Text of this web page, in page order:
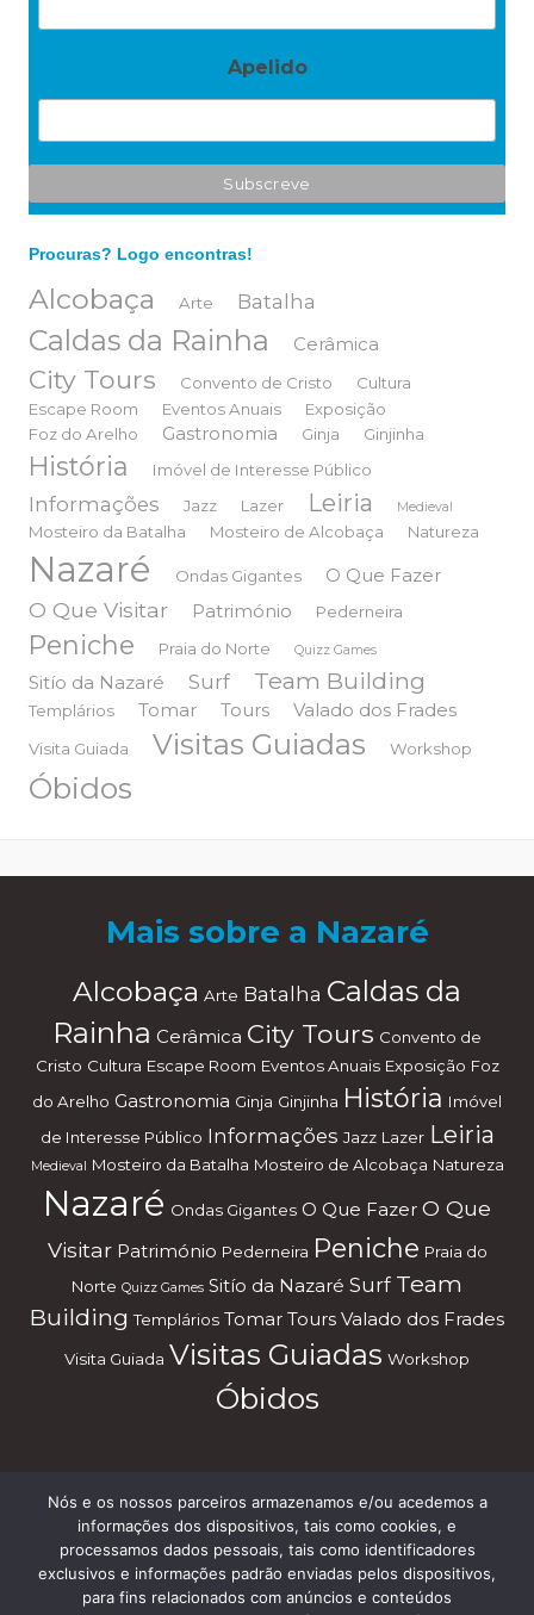
Apelido
Procuras? Logo encontras!
Alcobaça Arte Batalha
Caldas da Rainha Cerâmica
City Tours Convento de Cristo
Cultura
Escape Room
Eventos Anuais
Exposição
Foz do Arelho
Gastronomia Ginja Ginjinha
História Imóvel de Interesse Público
Informações Jazz Lazer Leiria Medieval
Mosteiro da Batalha Mosteiro de Alcobaça Natureza
Nazaré Ondas Gigantes O Que Fazer
O Que Visitar Património Pederneira
Peniche Praia do Norte Quizz Games
Sitío da Nazaré Surf Team Building
Templários Tomar Tours Valado dos Frades
Visita Guiada Visitas Guiadas Workshop
Óbidos
Mais sobre a Nazaré
Alcobaça Arte Batalha Caldas da
Rainha Cerâmica City Tours Convento de
Cristo Cultura Escape Room Eventos Anuais Exposição Foz
do Arelho Gastronomia Ginja Ginjinha História Imóvel
de Interesse Público Informações Jazz Lazer Leiria
Medieval Mosteiro da Batalha Mosteiro de Alcobaça Natureza
Nazaré Ondas Gigantes O Que Fazer O Que
Visitar Património Pederneira Peniche Praia do
Norte Quizz Games Sitío da Nazaré Surf Team
Building Templários Tomar Tours Valado dos Frades
Visita Guiada Visitas Guiadas Workshop
Óbidos
Subscreve a nossa Newsletter
Nós e os nossos parceiros armazenamos e/ou acedemos a
informações dos dispositivos, tais como cookies, e
processamos dados pessoais, tais como identificadores
exclusivos e informações padrão enviadas pelos dispositivos,
para fins relacionados com anúncios e conteúdos